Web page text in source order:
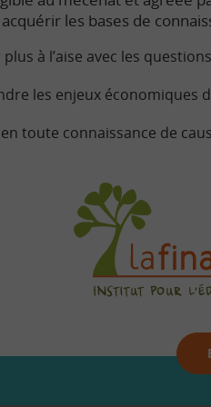
les bases de
à l’aise avec les
les enjeux économiques
toute connaissance de